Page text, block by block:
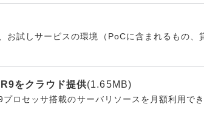
試しサービスの環境（PoCに含まれるもの、
をクラウド提供(1.65MB)
ロセッサ搭載のサーバリソースを月額利用で